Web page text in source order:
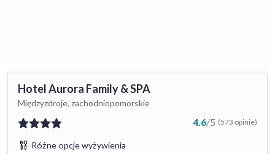
Hotel Aurora Family & SPA
Międzyzdroje, zachodniopomorskie
4.6/5 (573 opinie)
Różne opcje wyżywienia